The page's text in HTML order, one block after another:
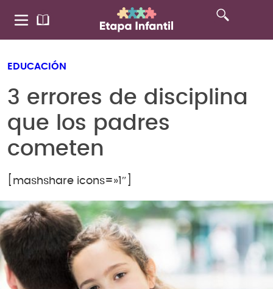
EDUCACIÓN
3 errores de disciplina
que los padres
cometen
[mashshare icons=»1″]